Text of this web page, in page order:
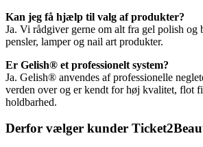
Kan jeg få hjælp til valg af produkter?
Ja. Vi rådgiver gerne om alt fra gel polish og
pensler, lamper og nail art produkter.
Er Gelish® et professionelt system?
Ja. Gelish® anvendes af professionelle
verden over og er kendt for høj kvalitet, flot
holdbarhed.
Derfor vælger kunder